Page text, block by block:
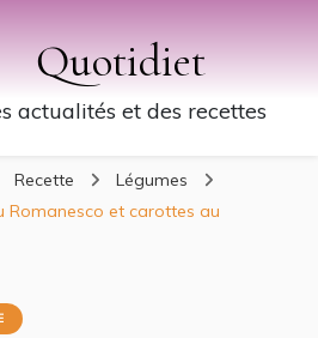
Quotidiet
actualités et des recettes
Recette
Légumes
Romanesco et carottes au